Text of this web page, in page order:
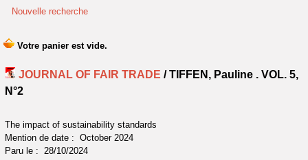
Nouvelle recherche
JOURNAL OF FAIR TRADE / TIFFEN, Pauline . VOL. 5,
N°2
The impact of sustainability standards
Mention de date : October 2024
Paru le : 28/10/2024